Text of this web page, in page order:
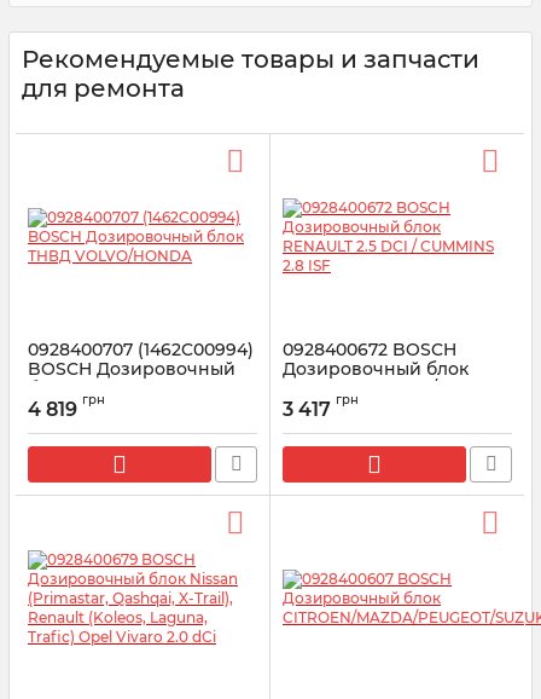
Рекомендуемые товары и запчасти
для ремонта
0928400707 (1462C00994)
BOSCH Дозировочный
блок ТНВД
VOLVO/HONDA
Артикул: 0928400707
4 819 грн
0928400672 BOSCH
Дозировочный блок
RENAULT 2.5 DCI /
CUMMINS 2.8 ISF
Артикул: 1465ZS0010
3 417 грн